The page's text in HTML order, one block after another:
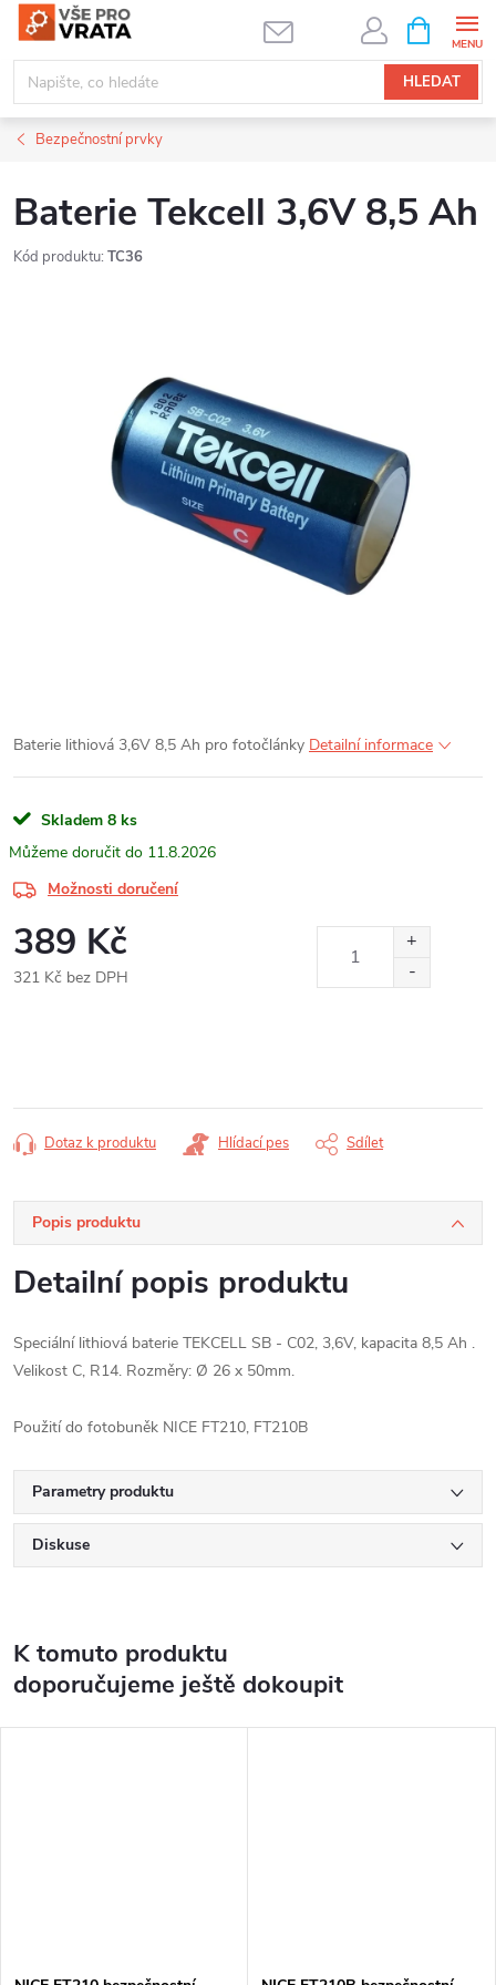
Přejít
obsah
HLEDAT
NÁKUPNÍ
KOŠÍK
Bezpečnostní prvky
Baterie Tekcell 3,6V 8,5 Ah
Kód produktu: TC36
Baterie lithiová 3,6V 8,5 Ah pro fotočlánky Detailní informace
Skladem 8 ks
11.8.2026
Možnosti doručení
389 Kč
321 Kč bez DPH
Dotaz k produktu Hlídací pes Sdílet
Popis produktu
Detailní popis produktu
Speciální lithiová baterie TEKCELL SB - C02, 3,6V, kapacita 8,5 Ah .
Velikost C, R14. Rozměry: Ø 26 x 50mm.
Použití do fotobuněk NICE FT210, FT210B
Parametry produktu
Diskuse
K tomuto produktu
doporučujeme ještě dokoupit